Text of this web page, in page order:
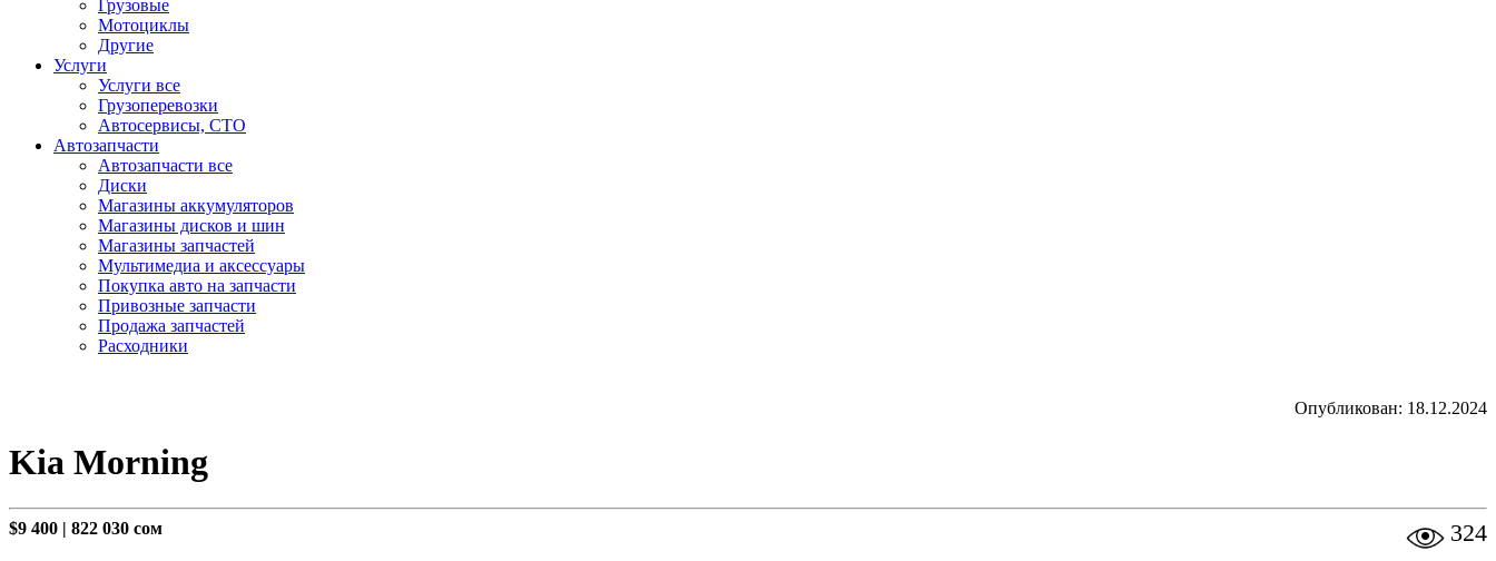
Грузовые
Мотоциклы
Другие
Услуги
Услуги все
Грузоперевозки
Автосервисы, СТО
Автозапчасти
Автозапчасти все
Диски
Магазины аккумуляторов
Магазины дисков и шин
Магазины запчастей
Мультимедиа и аксессуары
Покупка авто на запчасти
Привозные запчасти
Продажа запчастей
Расходники
Опубликован: 18.12.2024
Kia Morning
$9 400 | 822 030 сом 324